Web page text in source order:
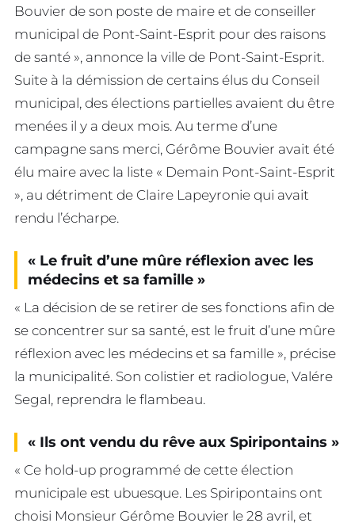
Bouvier de son poste de maire et de conseiller
municipal de Pont-Saint-Esprit pour des raisons
de santé », annonce la ville de Pont-Saint-Esprit.
Suite à la démission de certains élus du Conseil
municipal, des élections partielles avaient du être
menées il y a deux mois. Au terme d’une
campagne sans merci, Gérôme Bouvier avait été
élu maire avec la liste « Demain Pont-Saint-Esprit
», au détriment de Claire Lapeyronie qui avait
rendu l’écharpe.
« Le fruit d’une mûre réflexion avec les
médecins et sa famille »
« La décision de se retirer de ses fonctions afin de
se concentrer sur sa santé, est le fruit d’une mûre
réflexion avec les médecins et sa famille », précise
la municipalité. Son colistier et radiologue, Valére
Segal, reprendra le flambeau.
« Ils ont vendu du rêve aux Spiripontains »
« Ce hold-up programmé de cette élection
municipale est ubuesque. Les Spiripontains ont
choisi Monsieur Gérôme Bouvier le 28 avril, et